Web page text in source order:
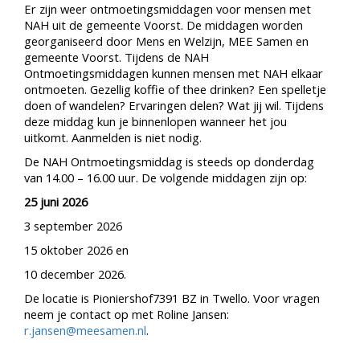
Er zijn weer ontmoetingsmiddagen voor mensen met
NAH uit de gemeente Voorst. De middagen worden
georganiseerd door Mens en Welzijn, MEE Samen en
gemeente Voorst. Tijdens de NAH
Ontmoetingsmiddagen kunnen mensen met NAH elkaar
ontmoeten. Gezellig koffie of thee drinken? Een spelletje
doen of wandelen? Ervaringen delen? Wat jij wil. Tijdens
deze middag kun je binnenlopen wanneer het jou
uitkomt. Aanmelden is niet nodig.
De NAH Ontmoetingsmiddag is steeds op donderdag
van 14.00 – 16.00 uur. De volgende middagen zijn op:
25 juni 2026
3 september 2026
15 oktober 2026 en
10 december 2026.
De locatie is Pioniershof7391 BZ in Twello. Voor vragen
neem je contact op met Roline Jansen:
r.jansen@meesamen.nl.